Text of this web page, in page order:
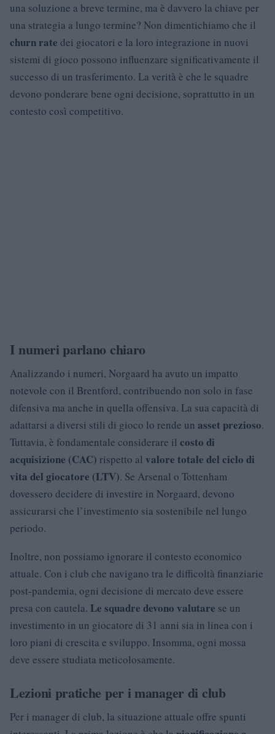
una soluzione a breve termine, ma è davvero la chiave per
una strategia a lungo termine? Non dimentichiamo che il
churn rate dei giocatori e la loro integrazione in nuovi
sistemi di gioco possono influenzare significativamente il
successo di un trasferimento. La verità è che le squadre
devono ponderare bene ogni decisione, soprattutto in un
contesto così competitivo.
I numeri parlano chiaro
Analizzando i numeri, Norgaard ha avuto un impatto
notevole con il Brentford, contribuendo non solo in fase
difensiva ma anche in quella offensiva. La sua capacità di
adattarsi a diversi stili di gioco lo rende un asset prezioso.
Tuttavia, è fondamentale considerare il costo di
acquisizione (CAC) rispetto al valore totale del ciclo di
vita del giocatore (LTV). Se Arsenal o Tottenham
dovessero decidere di investire in Norgaard, devono
assicurarsi che l’investimento sia sostenibile nel lungo
periodo.
Inoltre, non possiamo ignorare il contesto economico
attuale. Con i club che navigano tra le difficoltà finanziarie
post-pandemia, ogni decisione di mercato deve essere
presa con cautela. Le squadre devono valutare se un
investimento in un giocatore di 31 anni sia in linea con i
loro piani di crescita e sviluppo. Insomma, ogni mossa
deve essere studiata meticolosamente.
Lezioni pratiche per i manager di club
Per i manager di club, la situazione attuale offre spunti